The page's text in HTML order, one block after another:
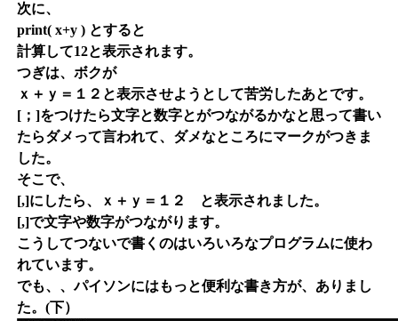
次に、
print( x+y ) とすると
計算して12と表示されます。
つぎは、ボクが
ｘ＋ｙ＝１２と表示させようとして苦労したあとです。
[；]をつけたら文字と数字とがつながるかなと思って書い
たらダメって言われて、ダメなところにマークがつきま
した。
そこで、
[,]にしたら、ｘ＋ｙ＝１２ と表示されました。
[,]で文字や数字がつながります。
こうしてつないで書くのはいろいろなプログラムに使わ
れています。
でも、、パイソンにはもっと便利な書き方が、ありまし
た。(下）